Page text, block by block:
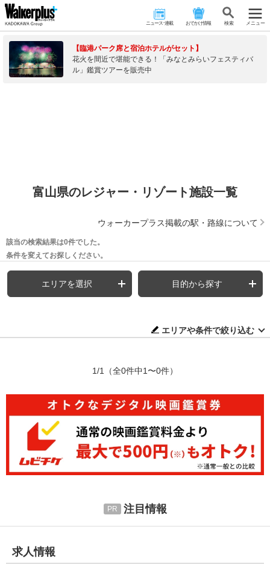
ニュース･連載 おでかけ情報 検 索 メニュー
【臨港パーク席と宿泊ホテルがセット】
花火を間近で堪能できる！「みなとみらいフェスティバ
ル」鑑賞ツアーを販売中
富山県のレジャー・リゾート施設一覧
ウォーカープラス掲載の駅・路線について
該当の検索結果は0件でした。
条件を変えてお探しください。
エリアを選択 目的から探す
エリアや条件で絞り込む
1/1 （全0件中1〜0件）
注目情報
求人情報